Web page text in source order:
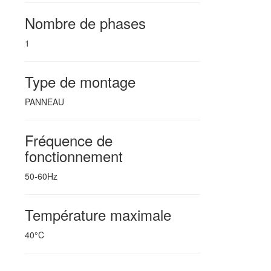
Nombre de phases
1
Type de montage
PANNEAU
Fréquence de
fonctionnement
50-60Hz
Température maximale
40°C